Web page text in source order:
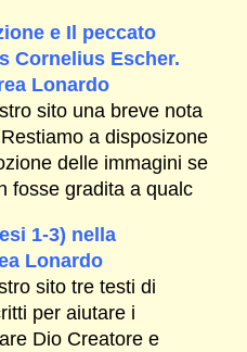
e Il peccato
Cornelius Escher.
Lonardo
sito una breve nota
a disposizone
delle immagini se
fosse gradita a qualc
1-3) nella
Lonardo
sito tre testi di
per aiutare i
Dio Creatore e